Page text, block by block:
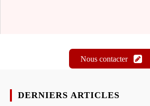
Nous contacter
DERNIERS ARTICLES